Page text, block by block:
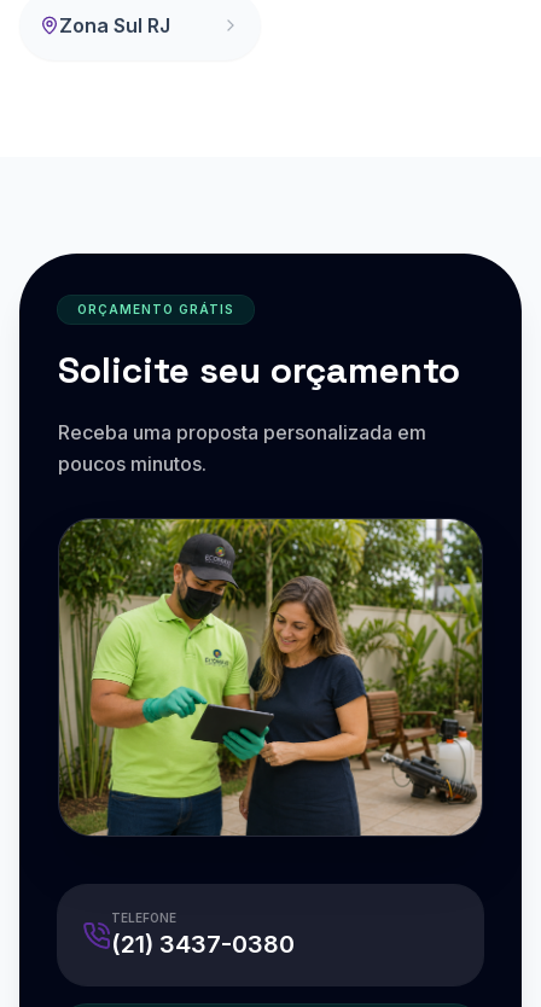
Zona Sul RJ
ORÇAMENTO GRÁTIS
Solicite seu orçamento
Receba uma proposta personalizada em
poucos minutos.
TELEFONE
(21) 3437-0380